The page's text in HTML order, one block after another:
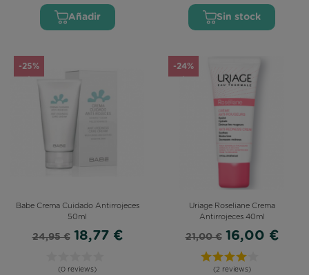
Añadir Sin stock
Babe Crema Cuidado Antirrojeces
50ml
24,95 € 18,77 €
(0 reviews)
-25%
Uriage Roseliane Crema
Antirrojeces 40ml
21,00 € 16,00 €
(2 reviews)
-24%